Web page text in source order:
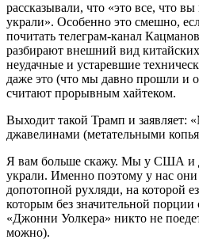
рассказывали, что «это все, что
украли». Особенно это смешно,
почитать телеграм-канал
разбирают внешний вид
неудачные и устаревшие
даже это (что мы давно прошли и
считают прорывным хайтеком.
Выходит такой Трамп и заявляет:
джавелинами (метательными
Я вам больше скажу. Мы у США и
украли. Именно поэтому у нас
допотопной рухляди, на которой
которым без значительной
«Джонни Уолкера» никто не
можно).